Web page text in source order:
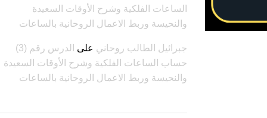
الساعات الفلكية وشرح الأوقات السعيدة
والنحيسة وربط الاعمال الروحانية بالساعات
جبرائيل الطالب روحاني على
الدرس رقم (3)
حساب الساعات الفلكية وشرح الأوقات السعيدة
والنحيسة وربط الاعمال الروحانية بالساعات